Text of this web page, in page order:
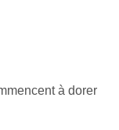
à dorer